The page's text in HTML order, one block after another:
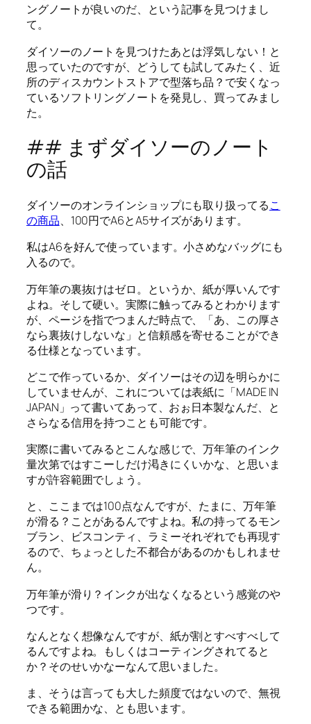
ングノートが良いのだ、という記事を見つけまし
て。
ダイソーのノートを見つけたあとは浮気しない！と
思っていたのですが、どうしても試してみたく、近
所のディスカウントストアで型落ち品？で安くなっ
ているソフトリングノートを発見し、買ってみまし
た。
## まずダイソーのノート
の話
ダイソーのオンラインショップにも取り扱ってるこ
の商品、100円でA6とA5サイズがあります。
私はA6を好んで使っています。小さめなバッグにも
入るので。
万年筆の裏抜けはゼロ。というか、紙が厚いんです
よね。そして硬い。実際に触ってみるとわかります
が、ページを指でつまんだ時点で、「あ、この厚さ
なら裏抜けしないな」と信頼感を寄せることができ
る仕様となっています。
どこで作っているか、ダイソーはその辺を明らかに
していませんが、これについては表紙に「MADE IN
JAPAN」って書いてあって、おぉ日本製なんだ、と
さらなる信用を持つことも可能です。
実際に書いてみるとこんな感じで、万年筆のインク
量次第ではすこーしだけ渇きにくいかな、と思いま
すが許容範囲でしょう。
と、ここまでは100点なんですが、たまに、万年筆
が滑る？ことがあるんですよね。私の持ってるモン
ブラン、ビスコンティ、ラミーそれぞれでも再現す
るので、ちょっとした不都合があるのかもしれませ
ん。
万年筆が滑り？インクが出なくなるという感覚のや
つです。
なんとなく想像なんですが、紙が割とすべすべして
るんですよね。もしくはコーティングされてると
か？そのせいかなーなんて思いました。
ま、そうは言っても大した頻度ではないので、無視
できる範囲かな、とも思います。